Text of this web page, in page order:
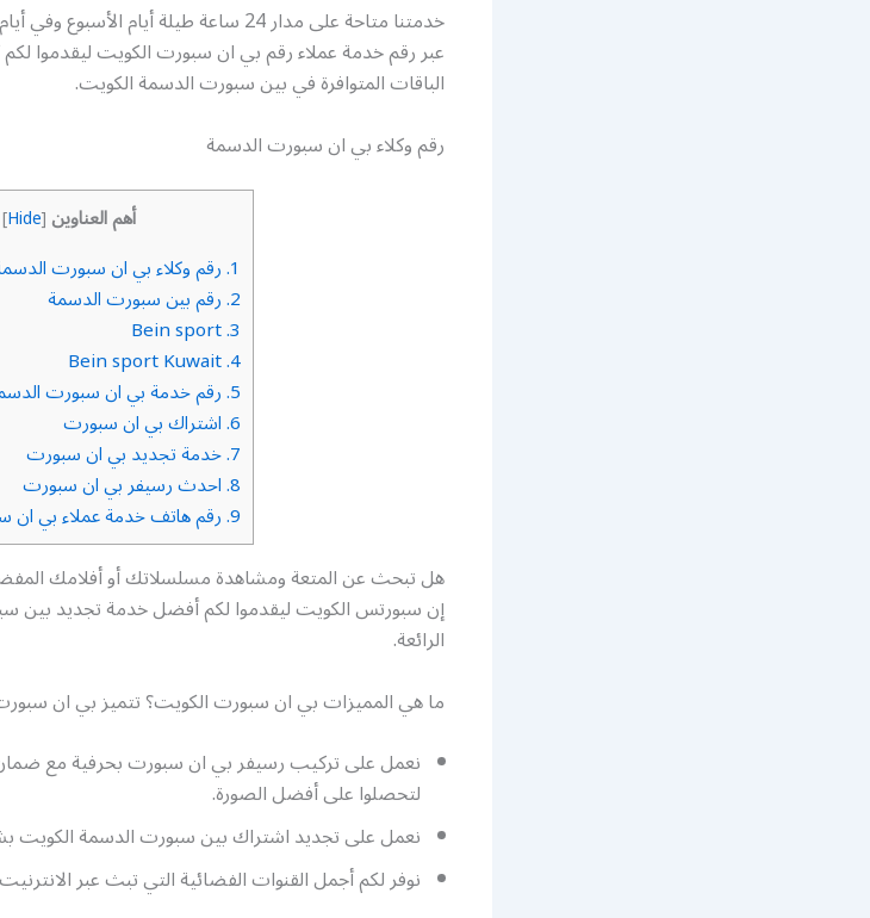
خدمتنا متاحة على مدار 24 ساعة طيلة أيام
عبر رقم خدمة عملاء رقم بي ان سبورت الكويت ليقدموا
الباقات المتوافرة في بين سبورت الدسمة الكويت.
رقم وكلاء بي ان سبورت الدسمة
أهم العناوين [
Hide
]
1. رقم وكلاء بي ان سبورت
2. رقم بين سبورت الدسمة
3.
Bein sport
4.
Bein sport Kuwait
5. رقم خدمة بي ان سبورت
6. اشتراك بي ان سبورت
7. خدمة تجديد بي ان سبورت
8. احدث رسيفر بي ان سبورت
9. رقم هاتف خدمة عملاء بي ان
هل تبحث عن المتعة ومشاهدة مسلسلاتك أو أفلامك
إن سبورتس الكويت ليقدموا لكم أفضل خدمة تجديد بين
الرائعة.
ما هي المميزات بي ان سبورت الكويت؟ تتميز بي ان
نعمل على تركيب رسيفر بي ان سبورت بحرفية مع ضمان
لتحصلوا على أفضل الصورة.
نعمل على تجديد اشتراك بين سبورت الدسمة الكويت
نوفر لكم أجمل القنوات الفضائية التي تبث عبر